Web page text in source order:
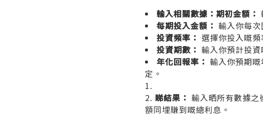
輸入相關數據：期初金額：
每期投入金額： 輸入你每次
投資頻率： 選擇你投入嘅
投資期數： 輸入你預計投
年化回報率： 輸入你預期
定。
睇結果： 輸入晒所有數據之
額同埋賺到嘅總利息。